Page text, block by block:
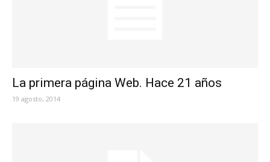
La primera página Web. Hace 21 años
19 agosto, 2014